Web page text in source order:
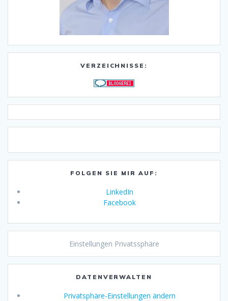
VERZEICHNISSE:
FOLGEN SIE MIR AUF:
LinkedIn
Facebook
Einstellungen Privatssphäre
DATENVERWALTEN
Privatsphäre-Einstellungen ändern